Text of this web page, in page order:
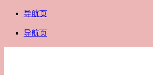
导航页
导航页